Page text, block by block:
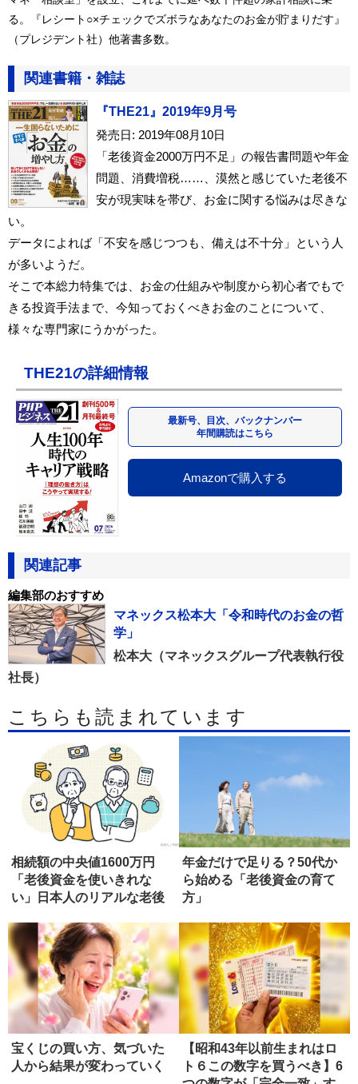
る。『レシート○×チェックでズボラなあなたのお金が貯まりだす』
（プレジデント社）他著書多数。
関連書籍・雑誌
『THE21』2019年9月号
発売日: 2019年08月10日
「老後資金2000万円不足」の報告書問題や年金
問題、消費増税……、漠然と感じていた老後不
安が現実味を帯び、お金に関する悩みは尽きな
い。
データによれば「不安を感じつつも、備えは不十分」という人
が多いようだ。
そこで本総力特集では、お金の仕組みや制度から初心者でもで
きる投資手法まで、今知っておくべきお金のことについて、
様々な専門家にうかがった。
THE21の詳細情報
最新号、目次、バックナンバー
年間購読はこちら
Amazonで購入する
関連記事
編集部のおすすめ
マネックス松本大「令和時代のお金の哲
学」
松本大（マネックスグループ代表執行役
社長）
こちらも読まれています
相続額の中央値1600万円
「老後資金を使いきれな
い」日本人のリアルな老後
年金だけで足りる？50代か
ら始める「老後資金の育て
方」
宝くじの買い方、気づいた
人から結果が変わっていく
【昭和43年以前生まれはロ
ト６この数字を買うべき】6